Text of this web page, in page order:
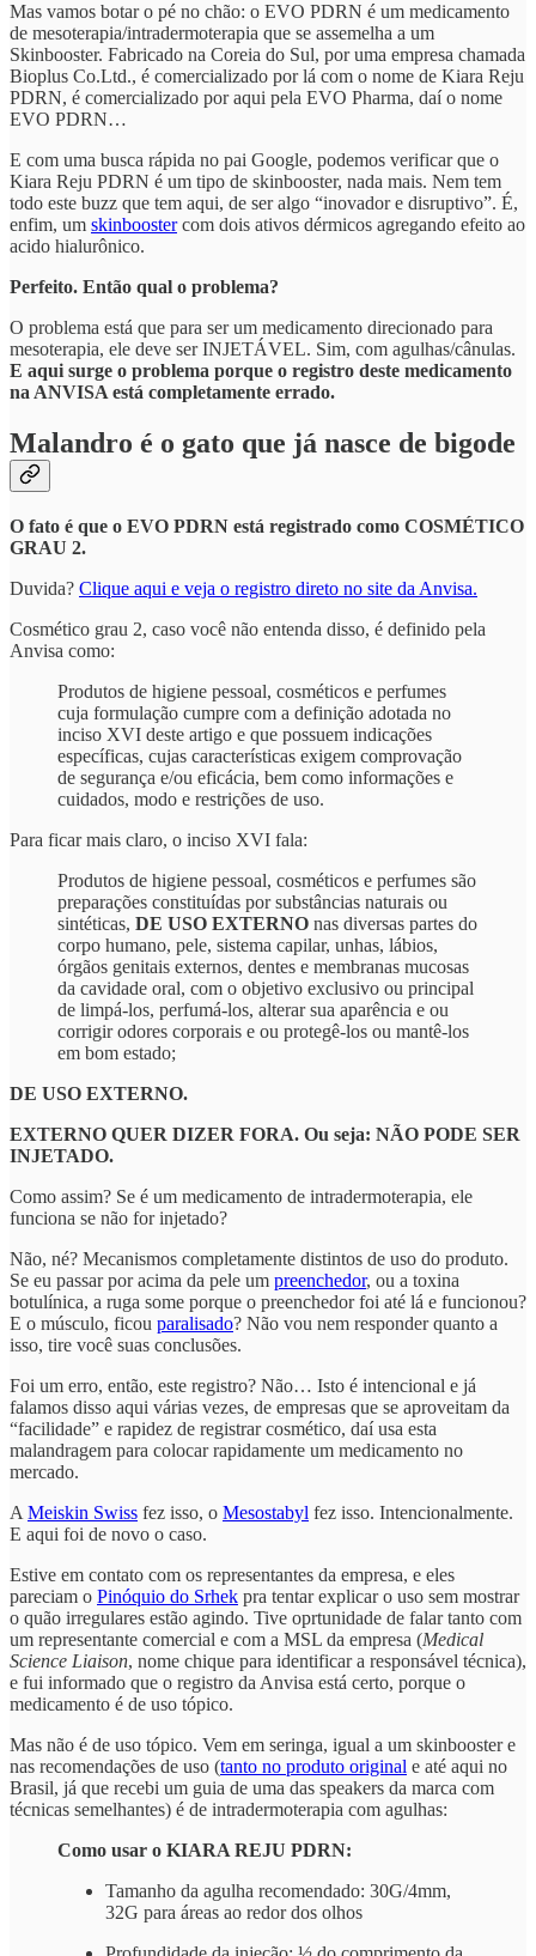
Mas vamos botar o pé no chão: o EVO PDRN é um medicamento
de mesoterapia/intradermoterapia que se assemelha a um
Skinbooster. Fabricado na Coreia do Sul, por uma empresa chamada
Bioplus Co.Ltd., é comercializado por lá com o nome de Kiara Reju
PDRN, é comercializado por aqui pela EVO Pharma, daí o nome
EVO PDRN…
E com uma busca rápida no pai Google, podemos verificar que o
Kiara Reju PDRN é um tipo de skinbooster, nada mais. Nem tem
todo este buzz que tem aqui, de ser algo “inovador e disruptivo”. É,
enfim, um skinboostercom dois ativos dérmicos agregando efeito ao
acido hialurônico.
Perfeito. Então qual o problema?
O problema está que para ser um medicamento direcionado para
mesoterapia, ele deve ser INJETÁVEL. Sim, com agulhas/cânulas.
E aqui surge o problema porque o registro deste medicamento
na ANVISA está completamente errado.
Malandro é o gato que já nasce de bigode
O fato é que o EVO PDRN está registrado como COSMÉTICO
GRAU 2.
Duvida? Clique aqui e veja o registro direto no site da Anvisa.
Cosmético grau 2, caso você não entenda disso, é definido pela
Anvisa como:
Produtos de higiene pessoal, cosméticos e perfumes
cuja formulação cumpre com a definição adotada no
inciso XVI deste artigo e que possuem indicações
específicas, cujas características exigem comprovação
de segurança e/ou eficácia, bem como informações e
cuidados, modo e restrições de uso.
Para ficar mais claro, o inciso XVI fala:
Produtos de higiene pessoal, cosméticos e perfumes são
preparações constituídas por substâncias naturais ou
sintéticas, DE USO EXTERNO nas diversas partes do
corpo humano, pele, sistema capilar, unhas, lábios,
órgãos genitais externos, dentes e membranas mucosas
da cavidade oral, com o objetivo exclusivo ou principal
de limpá-los, perfumá-los, alterar sua aparência e ou
corrigir odores corporais e ou protegê-los ou mantê-los
em bom estado;
DE USO EXTERNO.
EXTERNO QUER DIZER FORA. Ou seja: NÃO PODE SER
INJETADO.
Como assim? Se é um medicamento de intradermoterapia, ele
funciona se não for injetado?
Não, né? Mecanismos completamente distintos de uso do produto.
Se eu passar por acima da pele um preenchedor, ou a toxina
botulínica, a ruga some porque o preenchedor foi até lá e funcionou?
E o músculo, ficou paralisado? Não vou nem responder quanto a
isso, tire você suas conclusões.
Foi um erro, então, este registro? Não… Isto é intencional e já
falamos disso aqui várias vezes, de empresas que se aproveitam da
“facilidade” e rapidez de registrar cosmético, daí usa esta
malandragem para colocar rapidamente um medicamento no
mercado.
A Meiskin Swiss fez isso, o Mesostabyl fez isso. Intencionalmente.
E aqui foi de novo o caso.
Estive em contato com os representantes da empresa, e eles
pareciam o Pinóquio do Srhek pra tentar explicar o uso sem mostrar
o quão irregulares estão agindo. Tive oprtunidade de falar tanto com
um representante comercial e com a MSL da empresa (Medical
Science Liaison, nome chique para identificar a responsável técnica),
e fui informado que o registro da Anvisa está certo, porque o
medicamento é de uso tópico.
Mas não é de uso tópico. Vem em seringa, igual a um skinbooster e
nas recomendações de uso (tanto no produto original e até aqui no
Brasil, já que recebi um guia de uma das speakers da marca com
técnicas semelhantes) é de intradermoterapia com agulhas:
Como usar o KIARA REJU PDRN:
Tamanho da agulha recomendado: 30G/4mm,
32G para áreas ao redor dos olhos